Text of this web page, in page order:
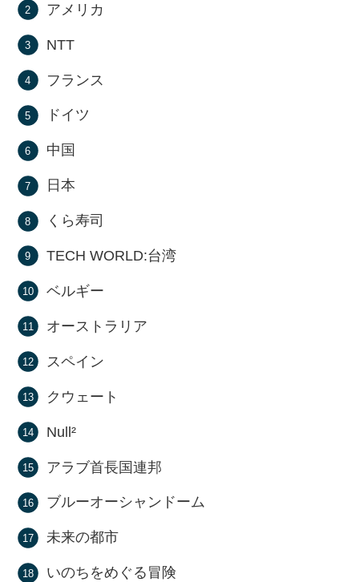
アメリカ
NTT
フランス
ドイツ
中国
日本
くら寿司
TECH WORLD:台湾
ベルギー
オーストラリア
スペイン
クウェート
Null²
アラブ首長国連邦
ブルーオーシャンドーム
未来の都市
いのちをめぐる冒険